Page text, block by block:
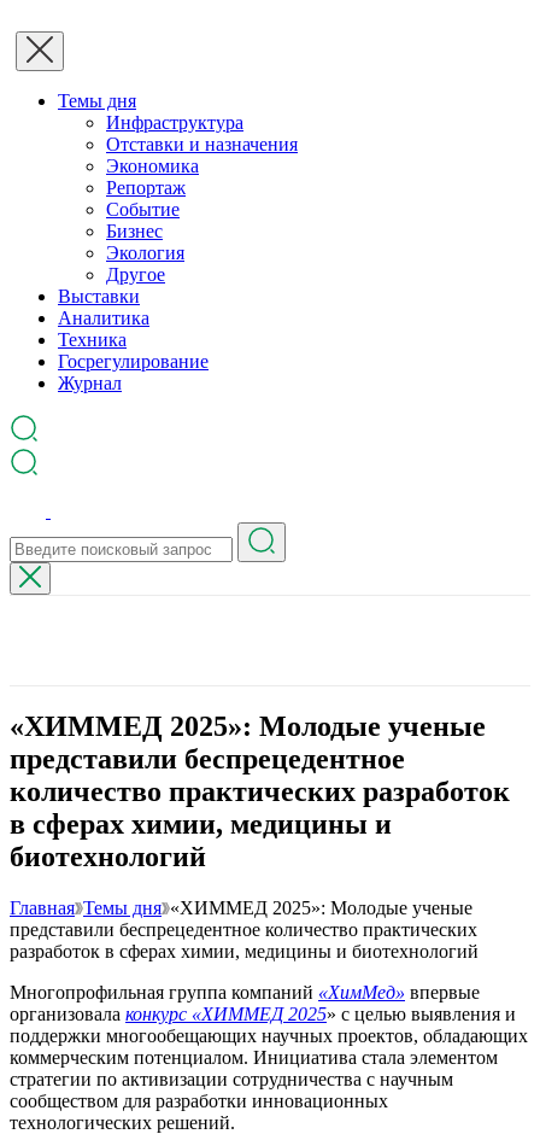
Темы дня
Инфраструктура
Отставки и назначения
Экономика
Репортаж
Событие
Бизнес
Экология
Другое
Выставки
Аналитика
Техника
Госрегулирование
Журнал
«ХИММЕД 2025»: Молодые ученые
представили беспрецедентное
количество практических разработок
в сферах химии, медицины и
биотехнологий
Главная Темы дня «ХИММЕД 2025»: Молодые ученые
представили беспрецедентное количество практических
разработок в сферах химии, медицины и биотехнологий
Многопрофильная группа компаний «ХимМед» впервые
организовала конкурс «ХИММЕД 2025» с целью выявления и
поддержки многообещающих научных проектов, обладающих
коммерческим потенциалом. Инициатива стала элементом
стратегии по активизации сотрудничества с научным
сообществом для разработки инновационных
технологических решений.